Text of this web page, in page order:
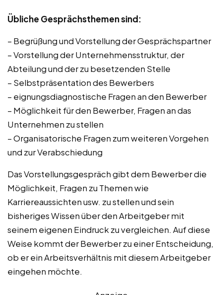
Übliche Gesprächsthemen sind:
– Begrüßung und Vorstellung der Gesprächspartner
– Vorstellung der Unternehmensstruktur, der
Abteilung und der zu besetzenden Stelle
– Selbstpräsentation des Bewerbers
– eignungsdiagnostische Fragen an den Bewerber
– Möglichkeit für den Bewerber, Fragen an das
Unternehmen zu stellen
– Organisatorische Fragen zum weiteren Vorgehen
und zur Verabschiedung
Das Vorstellungsgespräch gibt dem Bewerber die
Möglichkeit, Fragen zu Themen wie
Karriereaussichten usw. zu stellen und sein
bisheriges Wissen über den Arbeitgeber mit
seinem eigenen Eindruck zu vergleichen. Auf diese
Weise kommt der Bewerber zu einer Entscheidung,
ob er ein Arbeitsverhältnis mit diesem Arbeitgeber
eingehen möchte.